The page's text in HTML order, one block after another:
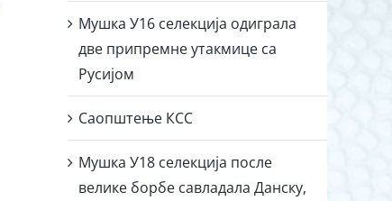
Мушка У16 селекција одиграла
две припремне утакмице са
Русијом
Саопштење КСС
Мушка У18 селекција после
велике борбе савладала Данску,